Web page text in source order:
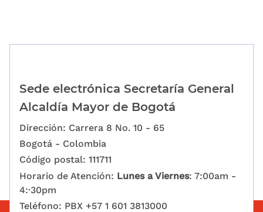
Sede electrónica Secretaría General
Alcaldía Mayor de Bogotá
Dirección: Carrera 8 No. 10 - 65
Bogotá - Colombia
Código postal: 111711
Horario de Atención: Lunes a Viernes: 7:00am -
4:·30pm
Teléfono: PBX +57 1 601 3813000